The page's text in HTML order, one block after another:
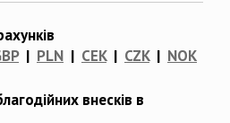
| PLN | CEK| CZK| NOK
внесків в